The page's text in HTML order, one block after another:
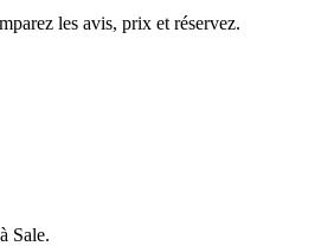
les avis, prix et réservez.
à Sale.